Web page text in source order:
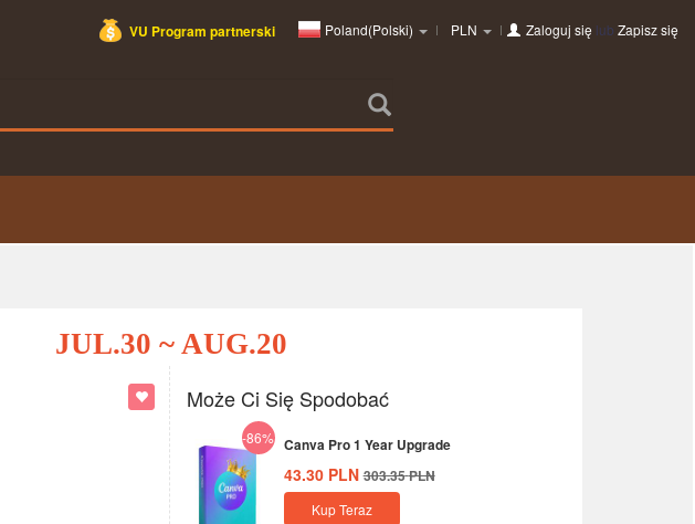
VU Program partnerski Poland(Polski) PLN Zaloguj się lub Zapisz się
JUL.30 ~ AUG.20
Może Ci Się Spodobać
-86% Canva Pro 1 Year Upgrade
43.30 PLN 303.35PLN
Kup Teraz